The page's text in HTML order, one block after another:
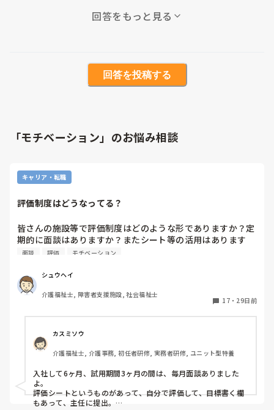
回答をもっと見る
回答を投稿する
「モチベーション」のお悩み相談
キャリア・転職
評価制度はどうなってる？
皆さんの施設等で評価制度はどのような形でありますか？定
期的に面談はありますか？またシート等の活用はあります
か？わかる範囲で教えてください。
面談 評価 モチベーション
シュウヘイ
介護福祉士, 障害者支援施設, 社会福祉士
17・ 29日前
カスミソウ
介護福祉士, 介護事務, 初任者研修, 実務者研修, ユニット型特養
入社して6ヶ月、試用期間3ヶ月の間は、毎月面談ありました
よ。
評価シートというものがあって、自分で評価して、目標書く欄
もあって、主任に提出。